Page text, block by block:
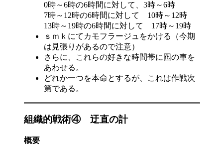
0時～6時の6時間に対して、3時～6時
7時～12時の6時間に対して 10時～12時
13時～19時の6時間に対して 17時～19時
ｓｍｋにてカモフラージュをかける（今期
は見張りがあるので注意）
さらに、これらの好きな時間帯に囮の車を
あわせる。
どれか一つを本命とするが、これは作戦次
第である。
組織的戦術④ 迂直の計
概要